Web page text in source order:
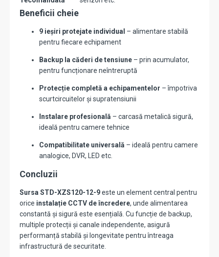
Beneficii cheie
9 ieșiri protejate individual – alimentare stabilă
pentru fiecare echipament
Backup la căderi de tensiune – prin acumulator,
pentru funcționare neîntreruptă
Protecție completă a echipamentelor – împotriva
scurtcircuitelor și supratensiunii
Instalare profesională – carcasă metalică sigură,
ideală pentru camere tehnice
Compatibilitate universală – ideală pentru camere
analogice, DVR, LED etc.
Concluzii
Sursa STD-XZS120-12-9este un element central pentru
orice instalație CCTV de încredere, unde alimentarea
constantă și sigură este esențială. Cu funcție de backup,
multiple protecții și canale independente, asigură
performanță stabilă și longevitate pentru întreaga
infrastructură de securitate.